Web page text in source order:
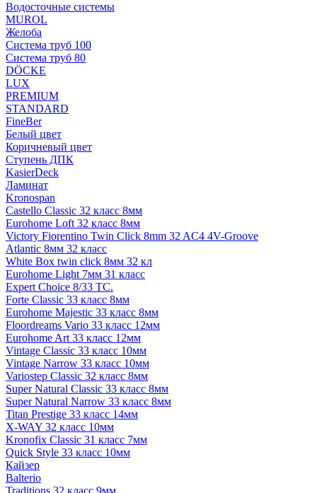
Водосточные системы
MUROL
Желоба
Система труб 100
Система труб 80
DÖCKE
LUX
PREMIUM
STANDARD
FineBer
Белый цвет
Коричневый цвет
Ступень ДПК
KasierDeck
Ламинат
Kronospan
Castello Classic 32 класс 8мм
Eurohome Loft 32 класс 8мм
Victory Fiorentino Twin Click 8mm 32 AC4 4V-Groove
Atlantic 8мм 32 класс
White Box twin click 8мм 32 кл
Eurohome Light 7мм 31 класс
Expert Choice 8/33 TC.
Forte Classic 33 класс 8мм
Eurohome Majestic 33 класс 8мм
Floordreams Vario 33 класс 12мм
Eurohome Art 33 класс 12мм
Vintage Classic 33 класс 10мм
Vintage Narrow 33 класс 10мм
Variostep Classic 32 класс 8мм
Super Natural Classic 33 класс 8мм
Super Natural Narrow 33 класс 8мм
Titan Prestige 33 класс 14мм
X-WAY 32 класс 10мм
Kronofix Classic 31 класс 7мм
Quick Style 33 класс 10мм
Кайзер
Balterio
Traditions 32 класс 9мм